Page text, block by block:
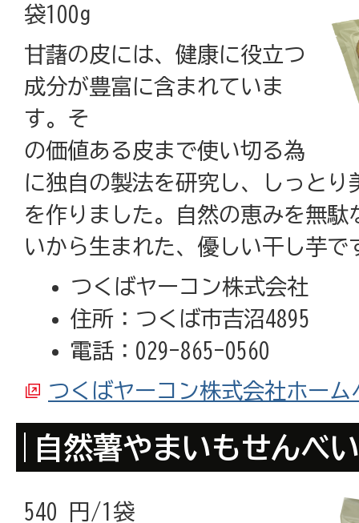
袋100g
甘藷の皮には、健康に役立つ
成分が豊富に含まれていま
す。そ
の価値ある皮まで使い切る為
に独自の製法を研究し、しっとり
を作りました。自然の恵みを無駄
いから生まれた、優しい干し芋で
つくばヤーコン株式会社
住所：つくば市吉沼4895
電話：029-865-0560
つくばヤーコン株式会社ホーム
自然薯やまいもせんべい
540 円/1袋